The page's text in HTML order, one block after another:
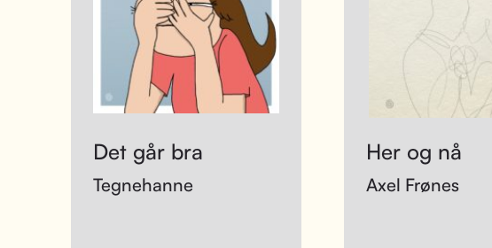
Det går bra
Tegnehanne
Her og nå
Axel Frønes